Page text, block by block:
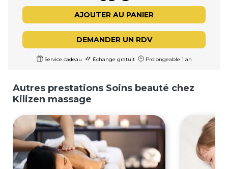
AJOUTER AU PANIER
DEMANDER UN RDV
Service cadeau Échange gratuit Prolongeable 1 an
Autres prestations Soins beauté chez
Kilizen massage